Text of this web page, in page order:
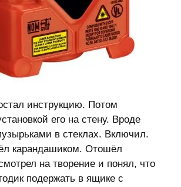
инструкцию. Потом
его на стену. Вроде
в стеклах. Включил.
карандашиком. Отошёл
на творение и понял, что
подержать в ящике с